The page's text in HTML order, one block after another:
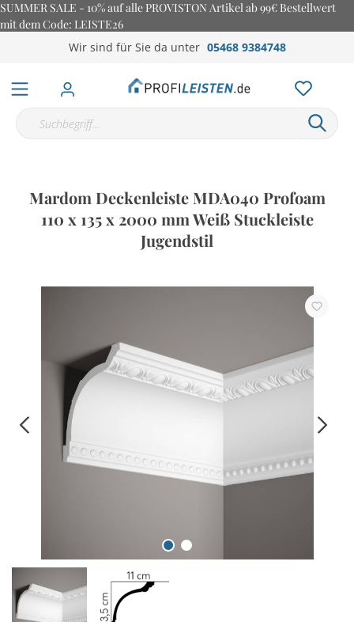
SUMMER SALE - 10% auf alle PROVISTON Artikel ab 99€ Bestellwert
mit dem Code: LEISTE26
Wir sind für Sie da unter 05468 9384748
Mardom Deckenleiste MDA040 Profoam
110 x 135 x 2000 mm Weiß Stuckleiste
Jugendstil